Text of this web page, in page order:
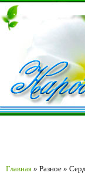
Главная » Разное »